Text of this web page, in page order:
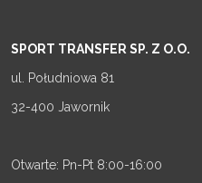
SPORT TRANSFER SP. Z O.O.
ul. Południowa 81
32-400 Jawornik
Otwarte: Pn-Pt 8:00-16:00